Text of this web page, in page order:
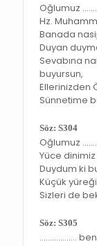
Oğlumuz
Hz.
Banada
Duyan
Sevabına
buyursun,
Ellerinizden
Sünnetime
Söz: S304
Oğlumuz
Yüce
Duydum ki
Küçük
Sizleri de
Söz: S305
………………